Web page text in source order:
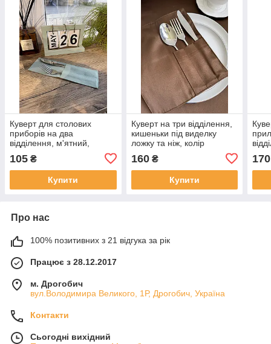
Куверт для столових
приборів на два
відділення, м'ятний,
105 ₴
Купити
Куверт на три відділення,
кишеньки під виделку
ложку та ніж, колір
водовідштовхувальний
160₴
Купити
170
Про нас
100% позитивних з 21 відгука за рік
Працює з 28.12.2017
м. Дрогобич
вул.Володимира Великого, 1Р, Дрогобич, Україна
Контакти
Сьогодні вихідний